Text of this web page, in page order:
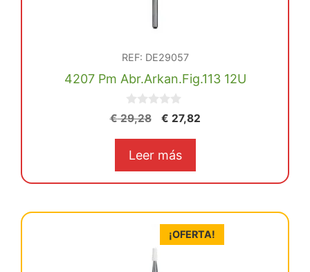
REF: DE29057
4207 Pm Abr.Arkan.Fig.113 12U
0
d
€29,28
El
original
€ 29,28.
€ 27,82El
€ 27,82.
Leer más
¡OFERTA!